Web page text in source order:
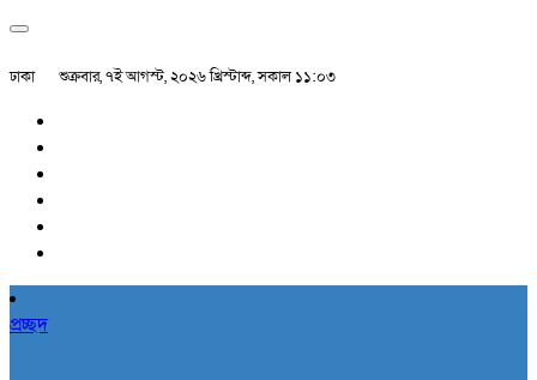
ঢাকা শুক্রবার, ৭ই আগস্ট, ২০২৬ খ্রিস্টাব্দ, সকাল ১১:০৩
প্রচ্ছদ